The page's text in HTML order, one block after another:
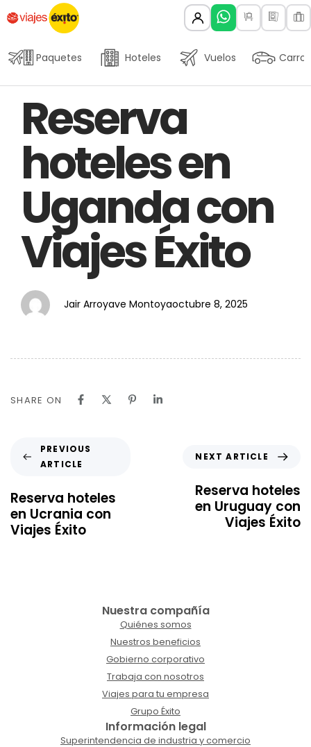
Paquetes Hoteles Vuelos Carros
IN:
Reserva
hoteles en
Uganda con
Viajes Éxito
Jair Arroyave Montoya
on:
octubre 8, 2025
SHARE ON
PREVIOUS
ARTICLE
Reserva hoteles
en Ucrania con
Viajes Éxito
NEXT ARTICLE
Reserva hoteles
en Uruguay con
Viajes Éxito
Nuestra compañía
Quiénes somos
Nuestros beneficios
Gobierno corporativo
Trabaja con nosotros
Viajes para tu empresa
Grupo Éxito
Información legal
Superintendencia de industria y comercio